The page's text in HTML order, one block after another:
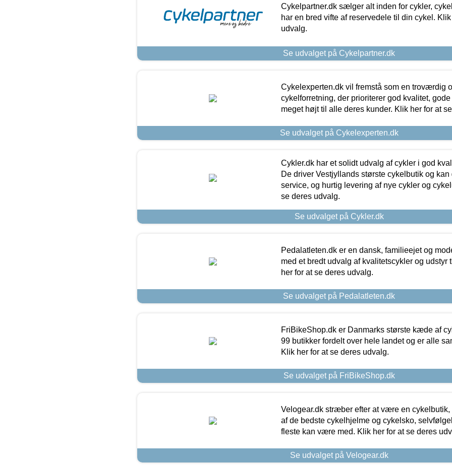
Cykelpartner.dk sælger alt inden for cykler,
har en bred vifte af reservedele til din cykel.
udvalg.
Se udvalget på Cykelpartner.dk
Cykelexperten.dk vil fremstå som en troværdig
cykelforretning, der prioriterer god kvalitet,
meget højt til alle deres kunder. Klik her for at
Se udvalget på Cykelexperten.dk
Cykler.dk har et solidt udvalg af cykler i god
De driver Vestjyllands største cykelbutik og kan
service, og hurtig levering af nye cykler og
se deres udvalg.
Se udvalget på Cykler.dk
Pedalatleten.dk er en dansk, familieejet og
med et bredt udvalg af kvalitetscykler og udstyr
her for at se deres udvalg.
Se udvalget på Pedalatleten.dk
FriBikeShop.dk er Danmarks største kæde af
99 butikker fordelt over hele landet og er alle
Klik her for at se deres udvalg.
Se udvalget på FriBikeShop.dk
Velogear.dk stræber efter at være en cykelbutik,
af de bedste cykelhjelme og cykelsko,
fleste kan være med. Klik her for at se deres
Se udvalget på Velogear.dk